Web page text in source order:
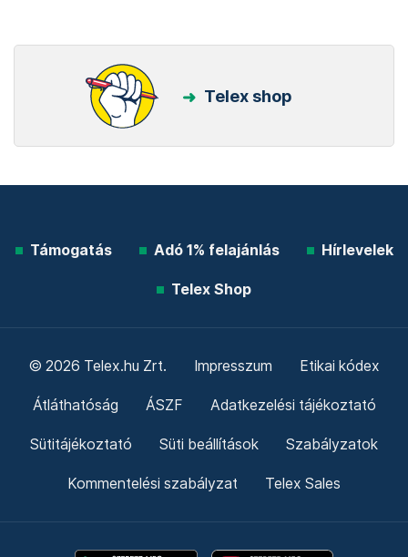
Telex shop
Támogatás Adó 1% felajánlás Hírlevelek
Telex Shop
© 2026 Telex.hu Zrt. Impresszum Etikai kódex
Átláthatóság ÁSZF Adatkezelési tájékoztató
Sütitájékoztató Süti beállítások Szabályzatok
Kommentelési szabályzat Telex Sales